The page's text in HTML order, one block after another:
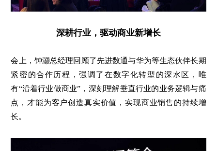
深耕行业，驱动商业新增长
会上，钟灏总经理回顾了先进数通与华为等生态伙伴长期
紧密的合作历程，强调了在数字化转型的深水区，唯
有“沿着行业做商业”，深刻理解垂直行业的业务逻辑与痛
点，才能为客户创造真实价值，实现商业销售的持续增
长。